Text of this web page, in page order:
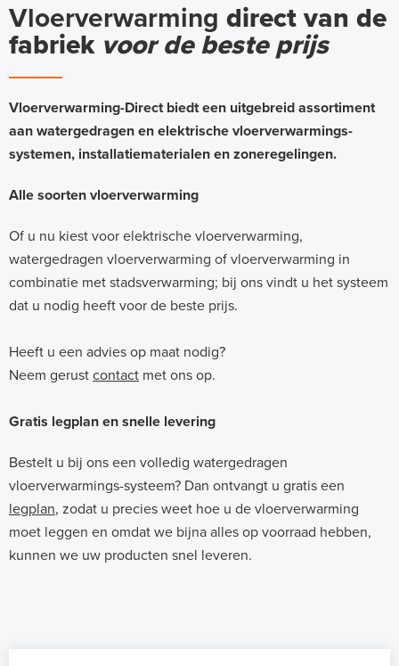
Vloerverwarming direct van de
fabriek voor de beste prijs
Vloerverwarming-Direct biedt een uitgebreid assortiment
aan watergedragen en elektrische vloerverwarmings-
systemen, installatiematerialen en zoneregelingen.
Alle soorten vloerverwarming
Of u nu kiest voor elektrische vloerverwarming,
watergedragen vloerverwarming of vloerverwarming in
combinatie met stadsverwarming; bij ons vindt u het systeem
dat u nodig heeft voor de beste prijs.
Heeft u een advies op maat nodig?
Neem gerust contact met ons op.
Gratis legplan en snelle levering
Bestelt u bij ons een volledig watergedragen
vloerverwarmings-systeem? Dan ontvangt u gratis een
legplan, zodat u precies weet hoe u de vloerverwarming
moet leggen en omdat we bijna alles op voorraad hebben,
kunnen we uw producten snel leveren.